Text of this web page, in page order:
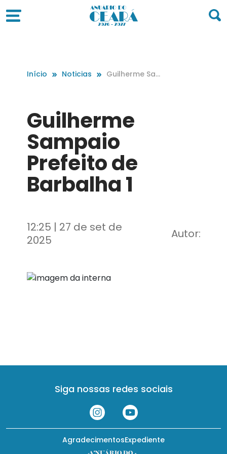
Início Noticias
Guilherme Sam
Guilherme
Sampaio
Prefeito de
Barbalha 1
12:25 | 27 de set de
2025
Autor:
Siga nossas redes sociais
Expediente
Agradecimentos